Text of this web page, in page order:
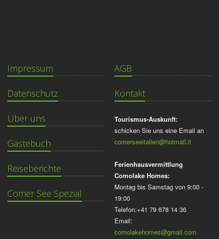
Impressum
Datenschutz
Über uns
Gästebuch
Reiseberichte
Comer See Spezial
AGB
Kontakt
Tourismus-Auskunft:
schicken Sie uns eine Email an
comerseeitalien@hotmail.it
Ferienhausvermittlung
Comolake Homes:
Montag bis Samstag von 9:00 -
19:00
Telefon:+41 79 678 14 36
Email:
comolakehomes@gmail.com